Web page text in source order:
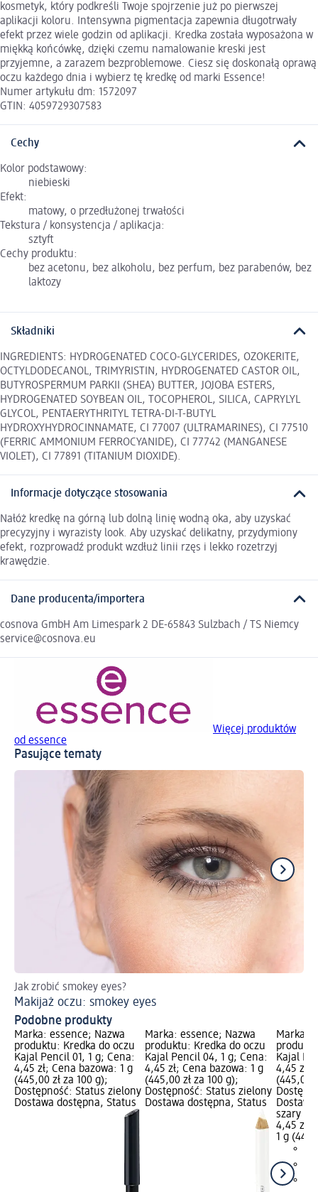
kosmetyk, który podkreśli Twoje spojrzenie już po pierwszej
aplikacji koloru. Intensywna pigmentacja zapewnia długotrwały
efekt przez wiele godzin od aplikacji. Kredka została wyposażona w
miękką końcówkę, dzięki czemu namalowanie kreski jest
przyjemne, a zarazem bezproblemowe. Ciesz się doskonałą oprawą
oczu każdego dnia i wybierz tę kredkę od marki Essence!
Numer artykułu dm: 1572097
GTIN: 4059729307583
Cechy
Kolor podstawowy:
niebieski
Efekt:
matowy, o przedłużonej trwałości
Tekstura / konsystencja / aplikacja:
sztyft
Cechy produktu:
bez acetonu, bez alkoholu, bez perfum, bez parabenów, bez
laktozy
Składniki
INGREDIENTS: HYDROGENATED COCO-GLYCERIDES, OZOKERITE,
OCTYLDODECANOL, TRIMYRISTIN, HYDROGENATED CASTOR OIL,
BUTYROSPERMUM PARKII (SHEA) BUTTER, JOJOBA ESTERS,
HYDROGENATED SOYBEAN OIL, TOCOPHEROL, SILICA, CAPRYLYL
GLYCOL, PENTAERYTHRITYL TETRA-DI-T-BUTYL
HYDROXYHYDROCINNAMATE, CI 77007 (ULTRAMARINES), CI 77510
(FERRIC AMMONIUM FERROCYANIDE), CI 77742 (MANGANESE
VIOLET), CI 77891 (TITANIUM DIOXIDE).
Informacje dotyczące stosowania
Nałóż kredkę na górną lub dolną linię wodną oka, aby uzyskać
precyzyjny i wyrazisty look. Aby uzyskać delikatny, przydymiony
efekt, rozprowadź produkt wzdłuż linii rzęs i lekko rozetrzyj
krawędzie.
Dane producenta/importera
cosnova GmbH Am Limespark 2 DE-65843 Sulzbach / TS Niemcy
service@cosnova.eu
Więcej produktów
od essence
Pasujące tematy
Jak zrobić smokey eyes?
Makijaż oczu: smokey eyes
Podobne produkty
Marka: essence; Nazwa
produktu: Kredka do oczu
Kajal Pencil 01, 1 g; Cena:
4,45 zł; Cena bazowa: 1 g
(445,00 zł za 100 g);
Dostępność: Status zielony
Dostawa dostępna, Status
Marka: essence; Nazwa
produktu: Kredka do oczu
Kajal Pencil 04, 1 g; Cena:
4,45 zł; Cena bazowa: 1 g
(445,00 zł za 100 g);
Dostępność: Status zielony
Dostawa dostępna, Status
Marka:
Kajal
4,45 zł;
(445,00
szary
4,45 zł
1 g